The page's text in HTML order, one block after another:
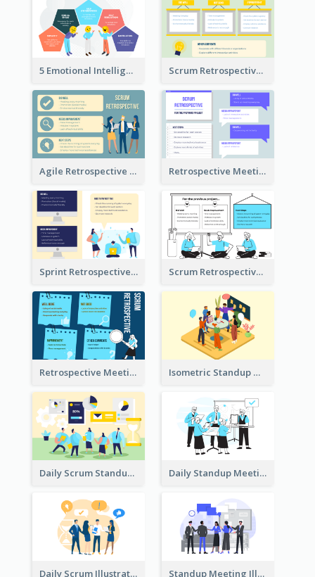
5 Emotional Intelligence Illustration Scrum Retrospective Meeting Questions
Agile Retrospective Template Retrospective Meeting Questions
Sprint Retrospective Illustration Scrum Retrospective Meeting Illustration
Retrospective Meeting Ideas Isometric Standup Meeting Illustration
Daily Scrum Standup Meeting Illustration Daily Standup Meeting Illustration
Daily Scrum Illustration Standup Meeting Illustration